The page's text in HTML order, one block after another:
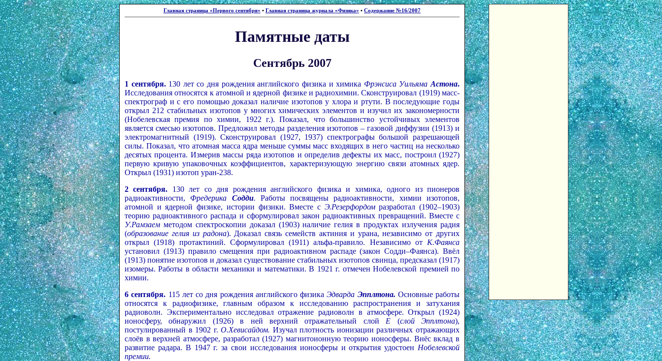
Главная страница «Первого сентября» • Главная страница журнала «Физика» • Содержание №16/2007
Памятные даты
Сентябрь 2007
1 cентября. 130 лет со дня рождения английского физика и химика Фрэнсиса УильямаАстона.
Исследования относятся к атомной и ядерной физике и радиохимии. Сконструировал (1919) масс-
спектрограф и с его помощью доказал наличие изотопов у хлора и ртути. В последующие годы
открыл 212 стабильных изотопов у многих химических элементов и изучил их закономерности
(Нобелевская премия по химии, 1922 г.). Показал, что большинство устойчивых элементов
является смесью изотопов. Предложил методы разделения изотопов – газовой диффузии (1913) и
электромагнитный (1919). Сконструировал (1927, 1937) спектрографы большой разрешающей
силы. Показал, что атомная масса ядра меньше суммы масс входящих в него частиц на несколько
десятых процента. Измерив массы ряда изотопов и определив дефекты их масс, построил (1927)
первую кривую упаковочных коэффициентов, характеризующую энергию связи атомных ядер.
Открыл (1931) изотоп уран-238.
2 сентября. 130 лет со дня рождения английского физика и химика, одного из пионеров
радиоактивности, Фредерика Содди. Работы посвящены радиоактивности, химии изотопов,
атомной и ядерной физике, истории физики. Вместе с Э.Резерфордомразработал (1902–1903)
теорию радиоактивного распада и сформулировал закон радиоактивных превращений. Вместе с
У.Рамзаем методом спектроскопии доказал (1903) наличие гелия в продуктах излучения радия
(образование гелия из радона). Доказал связь семейств актиния и урана, независимо от других
открыл (1918) протактиний. Сформулировал (1911) альфа-правило. Независимо от К.Фаянса
установил (1913) правило смещения при радиоактивном распаде (закон Содди–Фаянса). Ввёл
(1913) понятие изотопов и доказал существование стабильных изотопов свинца, предсказал (1917)
изомеры. Работы в области механики и математики. В 1921 г. отмечен Нобелевской премией по
химии.
6 сентября. 115 лет со дня рождения английского физикаЭдварда Эпплтона. Основные работы
относятся к радиофизике, главным образом к исследованию распространения и затухания
радиоволн. Экспериментально исследовал отражение радиоволн в атмосфере. Открыл (1924)
ионосферу, обнаружил (1926) в ней верхний отражательный слой Е (слой Эпплтона),
постулированный в 1902 г.О.Хевисайдом. Изучал плотность ионизации различных отражающих
слоёв в верхней атмосфере, разработал (1927) магнитоионную теорию ионосферы. Внёс вклад в
развитие радара. В 1947 г. за свои исследования ионосферы и открытия удостоен Нобелевской
премии.